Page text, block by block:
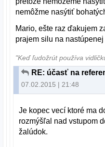
nemôžme nasýtiť
Mario, ešte raz ďakujem
prajem silu na
"Keď ľudožrút používa
RE: účasť na
07.02.2015 | 21:48
Je kopec vecí ktoré ma
rozmýšľal nad vstupom
žalúdok.